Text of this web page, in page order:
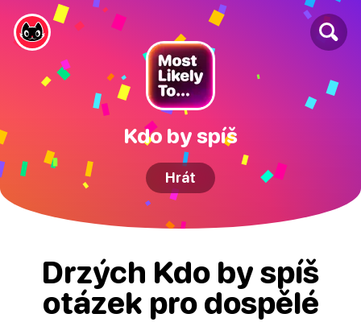
Kdo by spíš
Hrát
Drzých Kdo by spíš
otázek pro dospělé